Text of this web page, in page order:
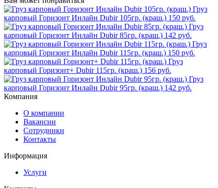
Груз
карповый Горизонт Инлайн Dubir 105гр. (краш.) 150 руб.
Груз
карповый Горизонт Инлайн Dubir 85гр. (краш.) 142 руб.
Груз
карповый Горизонт Инлайн Dubir 115гр. (краш.) 150 руб.
Груз
карповый Горизонт+ Dubir 115гр. (краш.) 156 руб.
Груз
карповый Горизонт Инлайн Dubir 95гр. (краш.) 142 руб.
Компания
О компании
Вакансии
Сотрудники
Контакты
Информация
Услуги